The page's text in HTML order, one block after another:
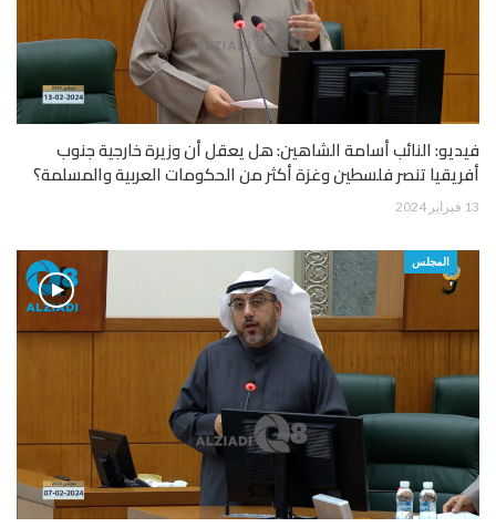
فيديو: النائب أسامة الشاهين: هل يعقل أن وزيرة خارجية جنوب
أفريقيا تنصر فلسطين وغزة أكثر من الحكومات العربية والمسلمة؟
13 فبراير 2024
المجلس